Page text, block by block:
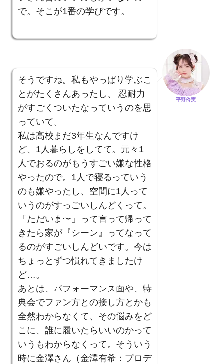
で。そこが1番の学びです。
そうですね。私もやっぱり学ぶこ
とがたくさんあったし、 忍耐力
がすごくついたなっていうのを思
っていて。
私は高校まだ3年生なんですけ
ど、1人暮らしをしてて。元々1
人でおるのがもうすごい嫌な性格
やったので。1人で寝るっていう
のも嫌やったし、空間に1人って
いうのがすっごいしんどくって。
「ただいま〜」って言って帰って
きたら家が『シーン』ってなって
るのがすごいしんどいです。今は
ちょっとずつ慣れてきましたけ
ど…。
あとは、パフォーマンス面や、特
典会でファン方との接し方とかも
全然わからなくて、その悩みをど
こに、誰に履いたらいいのかって
いうもわからなくって。そういう
時に金澤さん（金澤有希：プロデ
平野伶実